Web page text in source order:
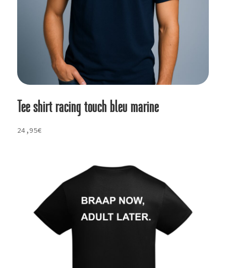
Tee shirt racing touch bleu marine
24,95€